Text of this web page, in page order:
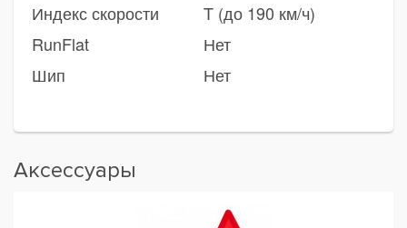
Индекс скорости
T (до 190 км/ч)
RunFlat
Нет
Шип
Нет
Аксессуары